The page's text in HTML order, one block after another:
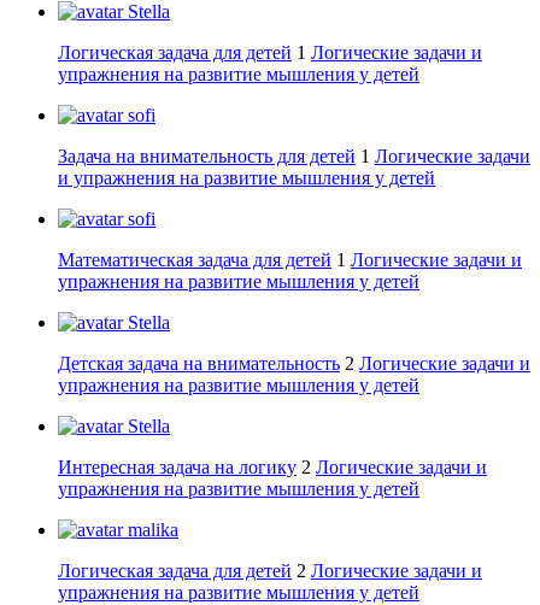
Stella
Логическая задача для детей 1 Логические задачи и
упражнения на развитие мышления у детей
sofi
Задача на внимательность для детей 1 Логические задачи
и упражнения на развитие мышления у детей
sofi
Математическая задача для детей 1 Логические задачи и
упражнения на развитие мышления у детей
Stella
Детская задача на внимательность 2 Логические задачи и
упражнения на развитие мышления у детей
Stella
Интересная задача на логику 2 Логические задачи и
упражнения на развитие мышления у детей
malika
Логическая задача для детей 2 Логические задачи и
упражнения на развитие мышления у детей